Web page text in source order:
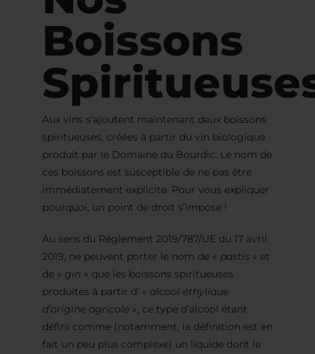
Boissons
Aux vins s’ajoutent maintenant deux boissons
spiritueuses, créées à partir du vin biologique
produit par le Domaine du Bourdic. Le nom de
ces boissons est susceptible de ne pas être
immédiatement explicite. Pour vous expliquer
pourquoi, un point de droit s’impose !
Au sens du Règlement 2019/787/UE du 17 avril
2019, ne peuvent porter le nom de « pastis » et
de « gin » que les boissons spiritueuses
produites à partir d’ « alcool éthylique
d’origine agricole », ce type d’alcool étant
défini comme (notamment, la définition est en
fait un peu plus complexe) un liquide dont le